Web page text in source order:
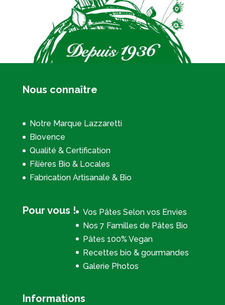
Nous connaître
Notre Marque Lazzaretti
Biovence
Qualité & Certification
Filières Bio & Locales
Fabrication Artisanale & Bio
Pour vous !
Vos Pâtes Selon vos Envies
Nos 7 Familles de Pâtes Bio
Pâtes 100% Vegan
Recettes bio & gourmandes
Galerie Photos
Informations